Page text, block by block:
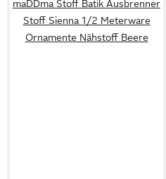
maDDma Stoff Batik Ausbrenner
Stoff Sienna 1/2 Meterware
Ornamente Nähstoff Beere